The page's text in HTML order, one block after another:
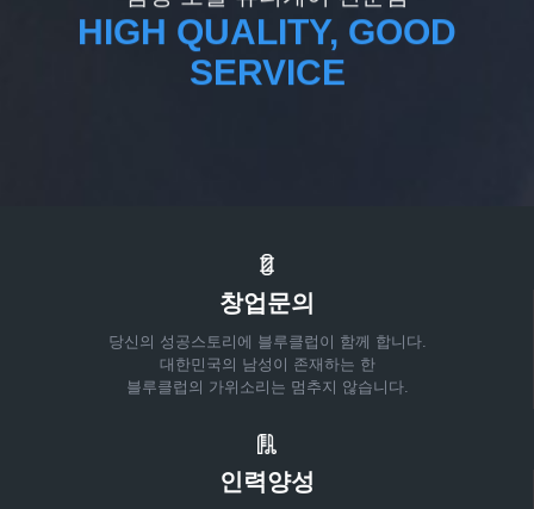
HIGH QUALITY, GOOD
SERVICE
창업문의
당신의 성공스토리에 블루클럽이 함께 합니다.
대한민국의 남성이 존재하는 한
블루클럽의 가위소리는 멈추지 않습니다.
인력양성